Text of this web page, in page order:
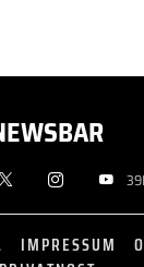
IMPRESSUM